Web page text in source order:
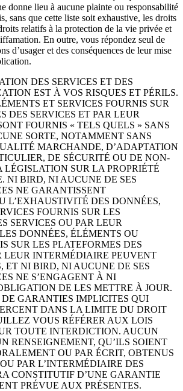
donne lieu à aucune plainte ou responsabilité
sans que cette liste soit exhaustive, les droits
relatifs à la protection de la vie privée et
En outre, vous répondez seul de
d’usager et des conséquences de leur mise
DES SERVICES ET DES
EST À VOS RISQUES ET PÉRILS.
ET SERVICES FOURNIS SUR
DES SERVICES ET PAR LEUR
FOURNIS « TELS QUELS » SANS
SORTE, NOTAMMENT SANS
MARCHANDE, D’ADAPTATION
DE SÉCURITÉ OU DE NON-
SUR LA PROPRIÉTÉ
NI BIRD, NI AUCUNE DE SES
NE GARANTISSENT
L’EXHAUSTIVITÉ DES DONNÉES,
FOURNIS SUR LES
SERVICES OU PAR LEUR
DONNÉES, ÉLÉMENTS OU
SUR LES PLATEFORMES DES
LEUR INTERMÉDIAIRE PEUVENT
ET NI BIRD, NI AUCUNE DE SES
NE S’ENGAGENT À NI
DE LES METTRE À JOUR.
GARANTIES IMPLICITES QUI
DANS LA LIMITE DU DROIT
VOUS RÉFÉRER AUX LOIS
TOUTE INTERDICTION. AUCUN
RENSEIGNEMENT, QU’ILS SOIENT
OU PAR ÉCRIT, OBTENUS
PAR L’INTERMÉDIAIRE DES
CONSTITUTIF D’UNE GARANTIE
PRÉVUE AUX PRÉSENTES.